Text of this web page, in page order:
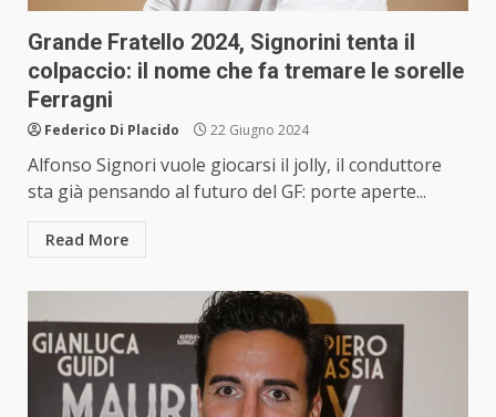
Grande Fratello 2024, Signorini tenta il
colpaccio: il nome che fa tremare le sorelle
Ferragni
Federico Di Placido 22 Giugno 2024
Alfonso Signori vuole giocarsi il jolly, il conduttore
sta già pensando al futuro del GF: porte aperte...
Read More